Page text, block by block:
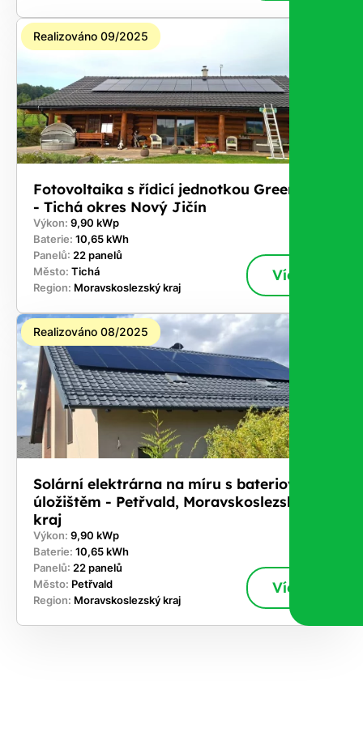
Realizováno 09/2025
Fotovoltaika s řídicí jednotkou GreenBox
- Tichá okres Nový Jičín
Výkon: 9,90 kWp
Baterie: 10,65 kWh
Panelů: 22 panelů
Město: Tichá
Region: Moravskoslezský kraj
Více
Realizováno 08/2025
Solární elektrárna na míru s bateriovým
úložištěm - Petřvald, Moravskoslezský
kraj
Výkon: 9,90 kWp
Baterie: 10,65 kWh
Panelů: 22 panelů
Město: Petřvald
Region: Moravskoslezský kraj
Více